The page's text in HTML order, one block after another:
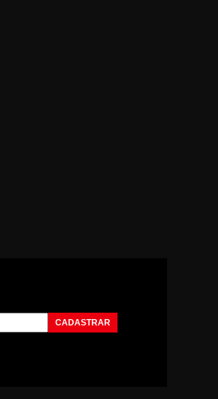
CADASTRAR